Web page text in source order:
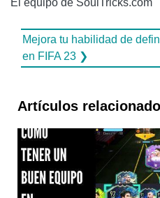
Mejora tu habilidad de
en FIFA 23 ❯
Artículos